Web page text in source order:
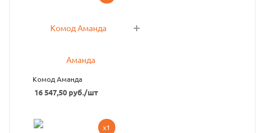
Комод Аманда
16 547,50руб./шт
x1